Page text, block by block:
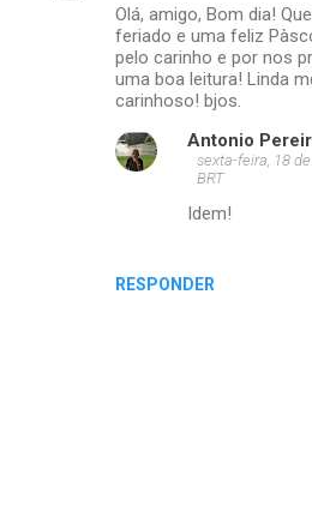
Olá, amigo, Bom dia!
feriado e uma feliz
pelo carinho e por nos
uma boa leitura! Linda
carinhoso! bjos.
RESPONDER
Antonio
sexta-feira, 18
BRT
Idem!